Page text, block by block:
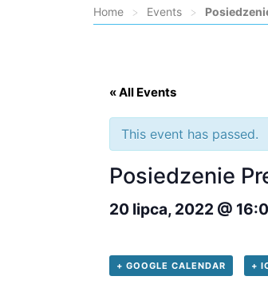
Home > Events >
« All Events
This event has passed.
Posiedzenie
20 lipca, 2022 @
+ GOOGLE CALENDAR +